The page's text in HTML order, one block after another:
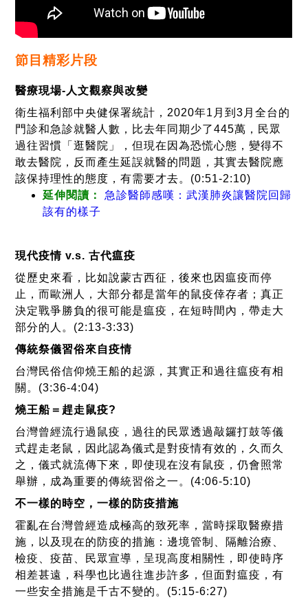
節目精彩片段
醫療現場-人文觀察與改變
衛生福利部中央健保署統計，2020年1月到3月全台的
門診和急診就醫人數，比去年同期少了445萬，民眾
過往習慣「逛醫院」，但現在因為恐慌心態，變得不
敢去醫院，反而產生延誤就醫的問題，其實去醫院應
該保持理性的態度，有需要才去。(0:51-2:10)
延伸閱讀：
急診醫師感嘆：武漢肺炎讓醫院回歸
該有的樣子
現代疫情 v.s. 古代瘟疫
從歷史來看，比如說蒙古西征，後來也因瘟疫而停
止，而歐洲人，大部分都是當年的鼠疫倖存者；真正
決定戰爭勝負的很可能是瘟疫，在短時間內，帶走大
部分的人。(2:13-3:33)
傳統祭儀習俗來自疫情
台灣民俗信仰燒王船的起源，其實正和過往瘟疫有相
關。(3:36-4:04)
燒王船＝趕走鼠疫?
台灣曾經流行過鼠疫，過往的民眾透過敲鑼打鼓等儀
式趕走老鼠，因此認為儀式是對疫情有效的，久而久
之，儀式就流傳下來，即使現在沒有鼠疫，仍會照常
舉辦，成為重要的傳統習俗之一。(4:06-5:10)
不一樣的時空，一樣的防疫措施
霍亂在台灣曾經造成極高的致死率，當時採取醫療措
施，以及現在的防疫的措施：邊境管制、隔離治療、
檢疫、疫苗、民眾宣導，呈現高度相關性，即使時序
相差甚遠，科學也比過往進步許多，但面對瘟疫，有
一些安全措施是千古不變的。(5:15-6:27)